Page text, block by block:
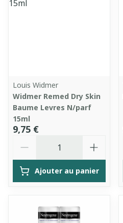
Louis Widmer
Widmer Remed Dry Skin
Baume Levres N/parf
15ml
9,75 €
Ajouter au panier